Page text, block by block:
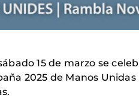
15 de marzo se
2025 de Manos